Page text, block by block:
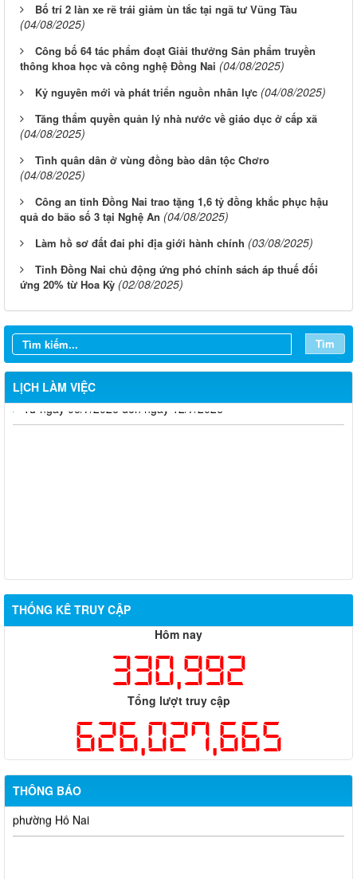
Bố trí 2 làn xe rẽ trái giảm ùn tắc tại ngã tư Vũng Tàu
(04/08/2025)
Công bố 64 tác phẩm đoạt Giải thưởng Sản phẩm truyền
thông khoa học và công nghệ Đồng Nai (04/08/2025)
Kỷ nguyên mới và phát triển nguồn nhân lực (04/08/2025)
Tăng thẩm quyền quản lý nhà nước về giáo dục ở cấp xã
(04/08/2025)
Tình quân dân ở vùng đồng bào dân tộc Chơro
(04/08/2025)
Công an tỉnh Đồng Nai trao tặng 1,6 tỷ đồng khắc phục hậu
quả do bão số 3 tại Nghệ An (04/08/2025)
Làm hồ sơ đất đai phi địa giới hành chính (03/08/2025)
Tỉnh Đồng Nai chủ động ứng phó chính sách áp thuế đối
ứng 20% từ Hoa Kỳ (02/08/2025)
Tìm
LỊCH LÀM VIỆC
Từ ngày 03/8/2026 đến ngày 09/8/2026
THỐNG KÊ TRUY CẬP
Hôm nay
330,992
Tổng lượt truy cập
626,027,665
THÔNG BÁO
Thông báo về việc tuyển dụng viên chức năm 2026